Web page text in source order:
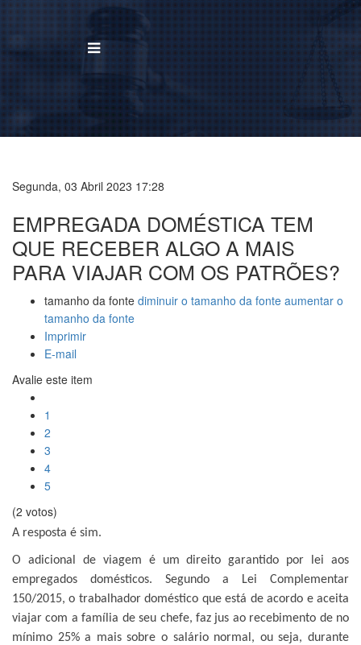
Segunda, 03 Abril 2023 17:28
EMPREGADA DOMÉSTICA TEM
QUE RECEBER ALGO A MAIS
PARA VIAJAR COM OS PATRÕES?
tamanho da fonte diminuir o tamanho da fonte aumentar o
tamanho da fonte
Imprimir
E-mail
Avalie este item
1
2
3
4
5
(2 votos)
A resposta é sim.
O adicional de viagem é um direito garantido por lei aos
empregados domésticos. Segundo a Lei Complementar
150/2015, o trabalhador doméstico que está de acordo e aceita
viajar com a família de seu chefe, faz jus ao recebimento de no
mínimo 25% a mais sobre o salário normal, ou seja, durante
BUSCAR
Institucional
Área de Atuação
Treinamentos
Trabalhe Conosco